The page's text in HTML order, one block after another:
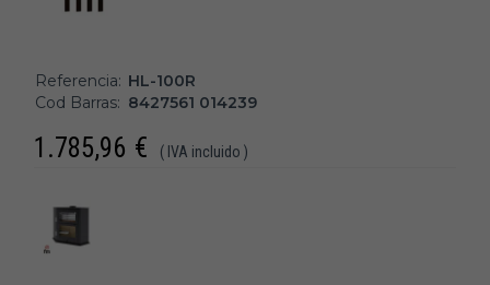
Referencia: HL-100R
Cod Barras: 8427561 014239
1.785,96 € ( IVA incluido )